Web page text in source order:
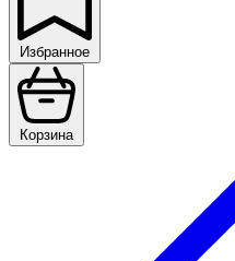
Избранное
Корзина